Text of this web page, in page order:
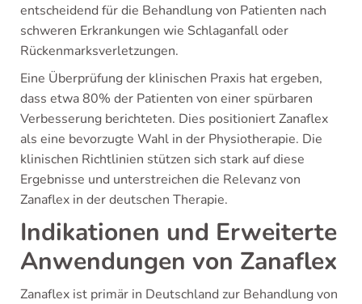
entscheidend für die Behandlung von Patienten nach
schweren Erkrankungen wie Schlaganfall oder
Rückenmarksverletzungen.
Eine Überprüfung der klinischen Praxis hat ergeben,
dass etwa 80% der Patienten von einer spürbaren
Verbesserung berichteten. Dies positioniert Zanaflex
als eine bevorzugte Wahl in der Physiotherapie. Die
klinischen Richtlinien stützen sich stark auf diese
Ergebnisse und unterstreichen die Relevanz von
Zanaflex in der deutschen Therapie.
Indikationen und Erweiterte
Anwendungen von Zanaflex
Zanaflex ist primär in Deutschland zur Behandlung von